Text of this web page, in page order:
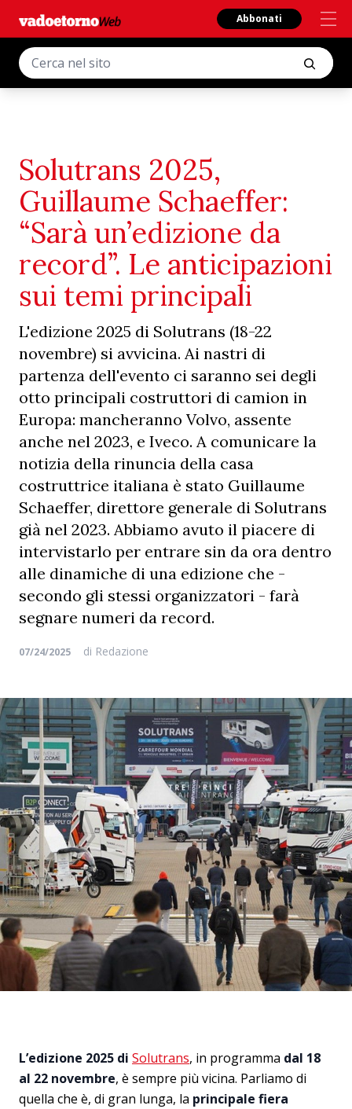
Abbonati
Solutrans 2025,
Guillaume Schaeffer:
“Sarà un’edizione da
record”. Le anticipazioni
sui temi principali
L'edizione 2025 di Solutrans (18-22
novembre) si avvicina. Ai nastri di
partenza dell'evento ci saranno sei degli
otto principali costruttori di camion in
Europa: mancheranno Volvo, assente
anche nel 2023, e Iveco. A comunicare la
notizia della rinuncia della casa
costruttrice italiana è stato Guillaume
Schaeffer, direttore generale di Solutrans
già nel 2023. Abbiamo avuto il piacere di
intervistarlo per entrare sin da ora dentro
alle dinamiche di una edizione che -
secondo gli stessi organizzatori - farà
segnare numeri da record.
07/24/2025 di Redazione
L’edizione 2025 di Solutrans, in programma dal 18
al 22 novembre, è sempre più vicina. Parliamo di
quella che è, di gran lunga, la principale fiera